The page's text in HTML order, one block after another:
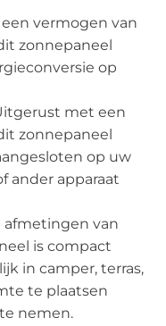
vermogen van
zonnepaneel
op
met een
zonnepaneel
op uw
ander apparaat
afmetingen van
is compact
in camper, terras,
te plaatsen
nemen.